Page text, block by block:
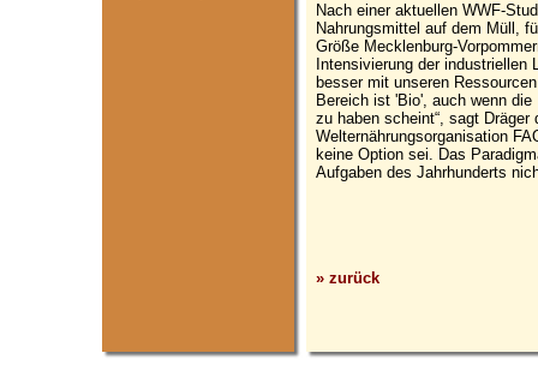
Nach einer aktuellen WWF-
Nahrungsmittel auf dem Müll,
Größe Mecklenburg-
Intensivierung der
besser mit unseren
Bereich ist 'Bio', auch wenn
zu haben scheint“, sagt
Welternährungsorganisation
keine Option sei. Das
Aufgaben des Jahrhunderts
» zurück